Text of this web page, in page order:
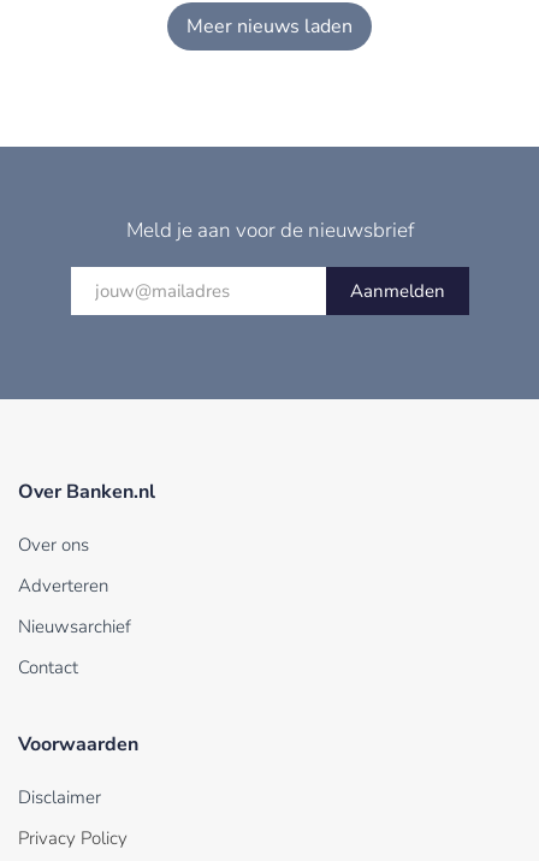
Meer nieuws laden
Meld je aan voor de nieuwsbrief
Aanmelden
Over Banken.nl
Over ons
Adverteren
Nieuwsarchief
Contact
Voorwaarden
Disclaimer
Privacy Policy